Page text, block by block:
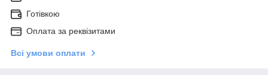
Готівкою
Оплата за реквізитами
Всі умови оплати